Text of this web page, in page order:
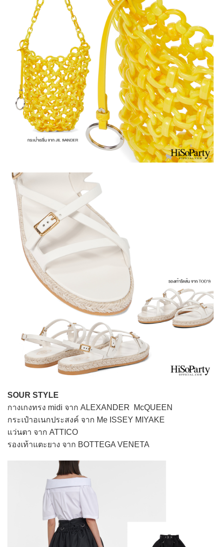
SOUR STYLE
กางเกงทรง midi จาก ALEXANDER McQUEEN
กระเป๋าอเนกประสงค์ จาก Me ISSEY MIYAKE
แว่นตา จาก ATTICO
รองเท้าแตะยาง จาก BOTTEGA VENETA